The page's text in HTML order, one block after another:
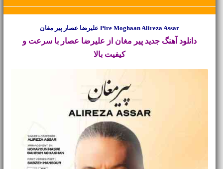
Pire Moghaan Alireza Assar علیرضا عصار پیر مغان
دانلود آهنگ جدید پیر مغان از علیرضا عصار با سرعت و
کیفیت بالا